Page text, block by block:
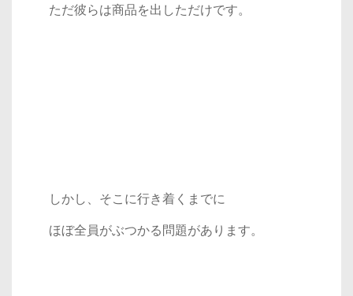
ただ彼らは商品を出しただけです。
しかし、そこに行き着くまでに
ほぼ全員がぶつかる問題があります。